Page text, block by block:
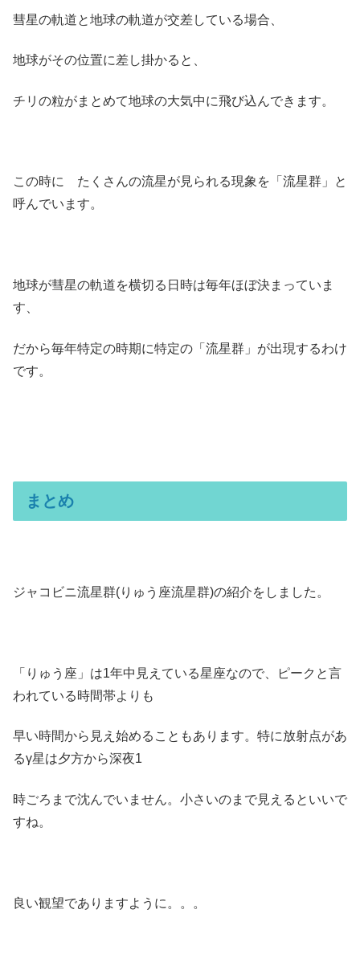
彗星の軌道と地球の軌道が交差している場合、
地球がその位置に差し掛かると、
チリの粒がまとめて地球の大気中に飛び込んできます。
この時に たくさんの流星が見られる現象を「流星群」と
呼んでいます。
地球が彗星の軌道を横切る日時は毎年ほぼ決まっていま
す、
だから毎年特定の時期に特定の「流星群」が出現するわけ
です。
まとめ
ジャコビニ流星群(りゅう座流星群)の紹介をしました。
「りゅう座」は1年中見えている星座なので、ピークと言
われている時間帯よりも
早い時間から見え始めることもあります。特に放射点があ
るγ星は夕方から深夜1
時ごろまで沈んでいません。小さいのまで見えるといいで
すね。
良い観望でありますように。。。